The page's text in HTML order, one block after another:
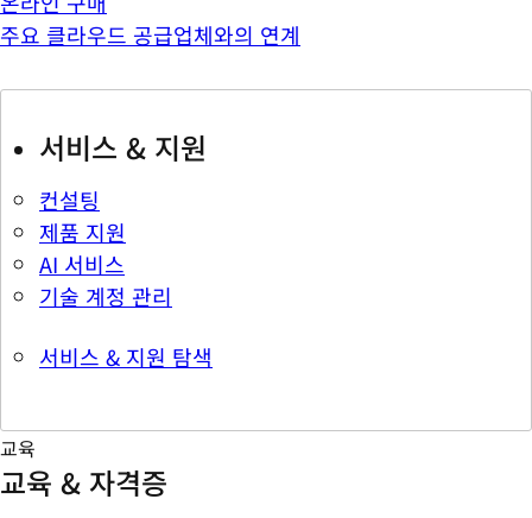
주요 클라우드 공급업체와의 연계
서비스 & 지원
컨설팅
제품 지원
AI 서비스
기술 계정 관리
서비스 & 지원 탐색
교육
교육 & 자격증